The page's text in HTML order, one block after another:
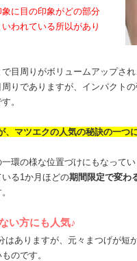
象に目の印象がどの部分
われている所以があり
目周りがボリュームアップさ
りでありますが、インパクト
。
、マツエクの人気の秘訣の一つ
環の様な位置づけにもなって
る1か月ほどの期間限定で変わ
い方にも人気♪
はありますが、元々まつげが短
のです。